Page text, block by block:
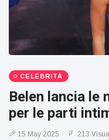
CELEBRITÀ
Belen lancia le
per le parti
15 May 2025 213